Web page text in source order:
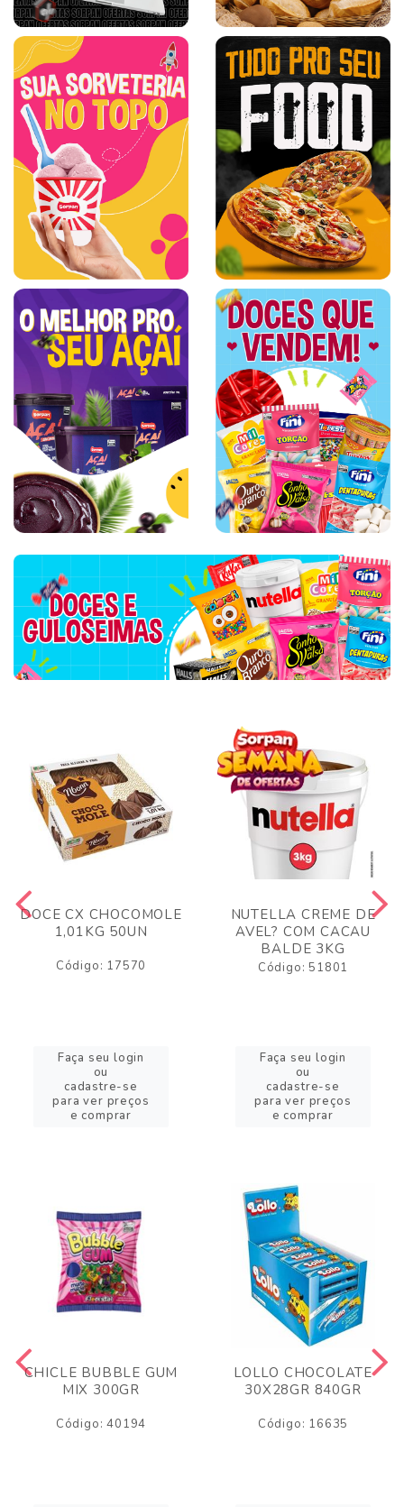
DOCE CX CHOCOMOLE
1,01KG 50UN
Código: 17570
Faça seu login
ou
cadastre-se
para ver preços
e comprar
NUTELLA CREME DE
AVEL? COM CACAU
BALDE 3KG
Código: 51801
Faça seu login
ou
cadastre-se
para ver preços
e comprar
CHICLE BUBBLE GUM
MIX 300GR
Código: 40194
LOLLO CHOCOLATE
30X28GR 840GR
Código: 16635